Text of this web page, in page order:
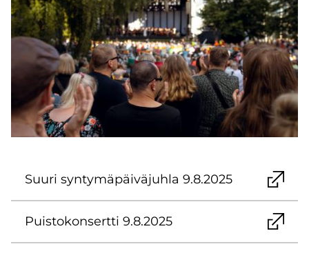
Suuri syn­ty­mä­päi­vä­juh­la 9.8.2025
Puis­to­kon­sert­ti 9.8.2025